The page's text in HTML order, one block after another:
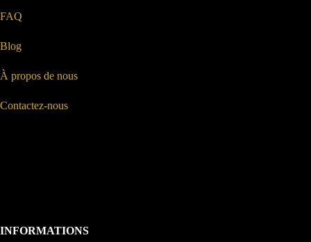
FAQ
Blog
À propos de nous
Contactez-nous
INFORMATIONS